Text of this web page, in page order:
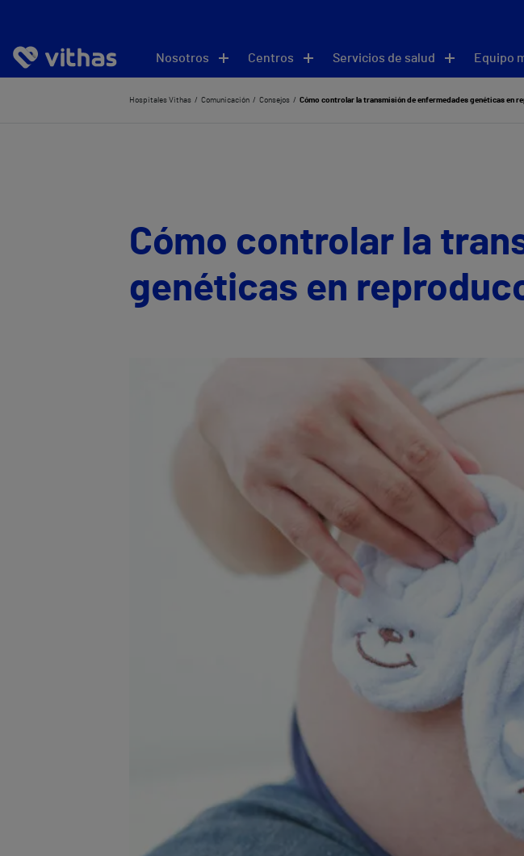
Nosotros Centros Servicios de salud Equipo
Hospitales Vithas Comunicación Consejos Cómo controlar la transmisión de enfermedades genéticas en
Cómo controlar la
genéticas en